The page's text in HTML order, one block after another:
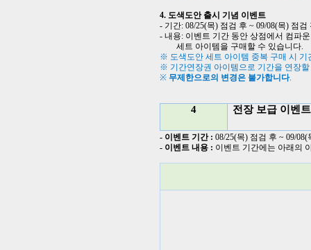
4. 도색도안 출시 기념 이벤트
- 기간: 08/25(목) 점검 후 ~ 09/08(목) 점검
- 내용: 이벤트 기간 동안 상점에서 컴파
세트 아이템을 구매할 수 있습니다
※ 도색도안 세트 아이템 중복 구매 시 기
※ 기간연장권 아이템으로 기간을 연장
※ 무제한으로의 변경은 불가합니다.
4 전장 보급 이벤
- 이벤트 기간: 08/25(목) 점검 후 ~ 09/08(
- 이벤트 내용 : 이벤트 기간에는 아래의